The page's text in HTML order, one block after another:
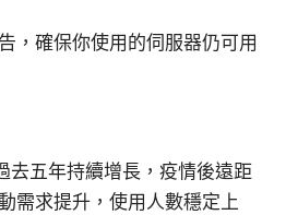
，確保你使用的伺服器仍可用
去五年持續增長，疫情後遠距
需求提升，使用人數穩定上